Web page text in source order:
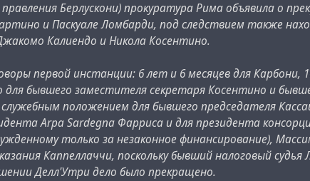
Берлускони) прокуратура Рима объявила о
и Паскуале Ломбарди, под следствием также
Калиендо и Никола Косентино.
первой инстанции: 6 лет и 6 месяцев для Карбони,
бывшего заместителя секретаря Косентино и
положением для бывшего председателя
Arpa Sardegna Фарриса и для президента
только за незаконное финансирование),
Каппеллаччи, поскольку бывший налоговый
Делл'Утри дело было прекращено.